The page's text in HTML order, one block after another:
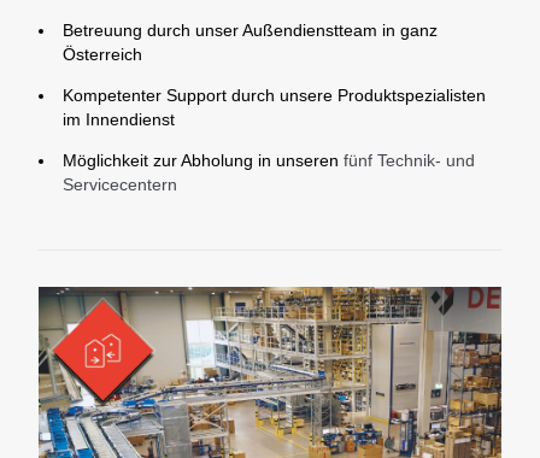
Betreuung durch unser Außendienstteam in ganz
Österreich
Kompetenter Support durch unsere Produktspezialisten
im Innendienst
Möglichkeit zur Abholung in unseren fünf Technik- und
Servicecentern